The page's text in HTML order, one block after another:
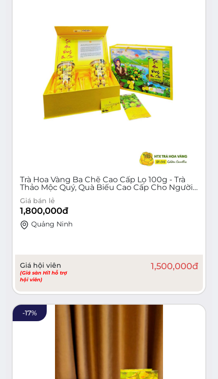
Trà Hoa Vàng Ba Chẽ Cao Cấp Lọ 100g - Trà
Thảo Mộc Quý, Quà Biếu Cao Cấp Cho Người
Giá bán lẻ
1,800,000đ
Quảng Ninh
Giá hội viên
(Giá sàn Hi1 hỗ trợ
hội viên)
1,500,000đ
-17%